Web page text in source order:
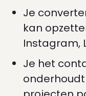
Je
kan
Instagram,
Je het